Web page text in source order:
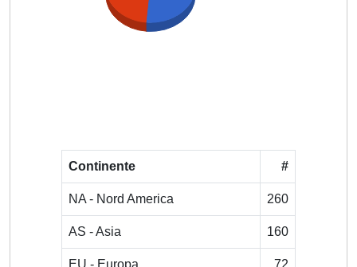
Continente #
NA - Nord America 260
AS - Asia 160
EU - Europa 72